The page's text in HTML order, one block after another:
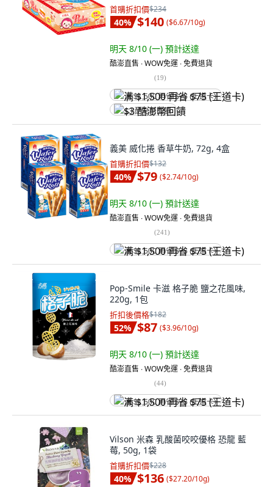
首購折扣價$234
40% $140 ($6.67/10g)
明天 8/10 (一) 預計送達
酷澎直售 ∙ WOW免運 ∙ 免費退貨
(19)
满 $1,500 再省 $75 (王道卡)
$3 酷澎幣回饋
義美 威化捲 香草牛奶, 72g, 4盒
首購折扣價$132
40% $79 ($2.74/10g)
明天 8/10 (一) 預計送達
酷澎直售 ∙ WOW免運 ∙ 免費退貨
(241)
满 $1,500 再省 $75 (王道卡)
Pop-Smile 卡滋 格子脆 鹽之花風味,
220g, 1包
折扣後價格$182
52% $87 ($3.96/10g)
明天 8/10 (一) 預計送達
酷澎直售 ∙ WOW免運 ∙ 免費退貨
(44)
满 $1,500 再省 $75 (王道卡)
Vilson 米森 乳酸菌咬咬優格 恐龍 藍
莓, 50g, 1袋
首購折扣價$228
40% $136 ($27.20/10g)